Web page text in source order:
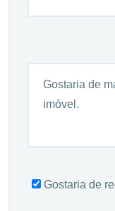
Gostaria de